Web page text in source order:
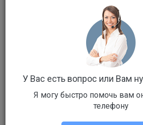
Участия молодежи в
Администрация портала
Без указания категории
У Вас есть вопрос или Вам
Я могу быстро помочь вам
телефону